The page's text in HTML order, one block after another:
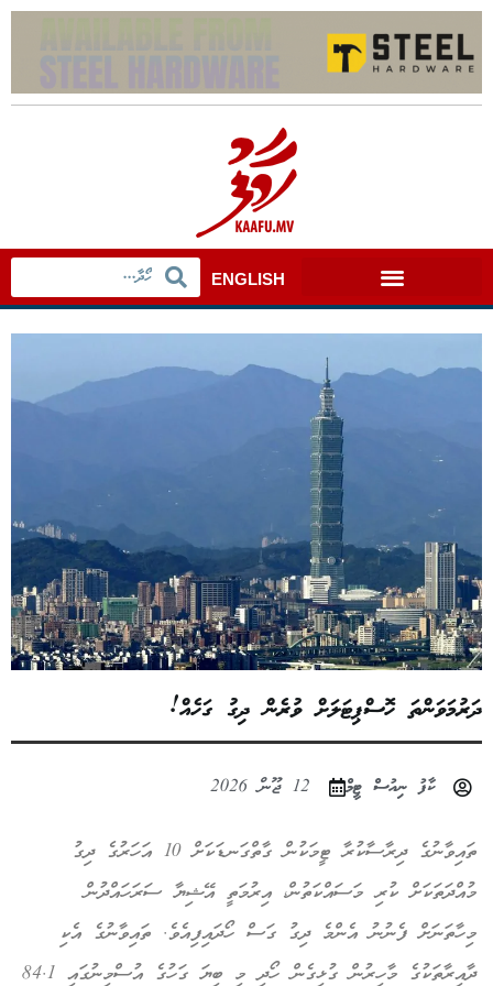
ENGLISH
ހޮސްޕިޓަލަށް ވުރެން ދިގު ގަހެއް!
ކާފު ނިއުސް ޓީމް 12 ޖޫން 2026
ތައިވާނުގެ ދިރާސާކުރާ ޓީމަކުން ގާތްގަނޑަކަށް 10 އަހަރުގެ ދިގު
ކުރި މަސައްކަތުން، އިރުމަތީ އޭޝިޔާ ސަރަހައްދުން
ފެނުނު އެންމެ ދިގު ގަސް ހޯދައިފިއެވެ. ތައިވާނުގެ އެކި
ދާއިރާތަކުގެ މާހިރުން ގުޅިގެން ހޯދި މި ބިޔަ ގަހުގެ އުސްމިނުގައި 84.1